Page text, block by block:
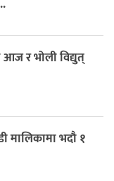
आज र भोली विद्युत्
मालिकामा भदौ १